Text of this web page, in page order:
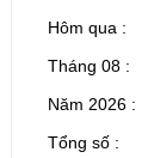
Hôm qua :
Tháng 08 :
Năm 2026 :
Tổng số :